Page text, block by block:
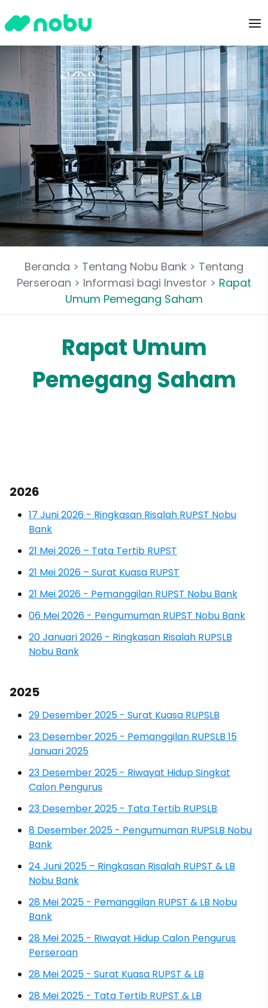
Beranda > Tentang Nobu Bank > Tentang
Perseroan > Informasi bagi Investor > Rapat
Umum Pemegang Saham
Rapat Umum
Pemegang Saham
2026
17 Juni 2026 - Ringkasan Risalah RUPST Nobu
Bank
21 Mei 2026 – Tata Tertib RUPST
21 Mei 2026 – Surat Kuasa RUPST
21 Mei 2026 - Pemanggilan RUPST Nobu Bank
06 Mei 2026 - Pengumuman RUPST Nobu Bank
20 Januari 2026 - Ringkasan Risalah RUPSLB
Nobu Bank
2025
29 Desember 2025 - Surat Kuasa RUPSLB
23 Desember 2025 - Pemanggilan RUPSLB 15
Januari 2025
23 Desember 2025 - Riwayat Hidup Singkat
Calon Pengurus
23 Desember 2025 - Tata Tertib RUPSLB
8 Desember 2025 - Pengumuman RUPSLB Nobu
Bank
24 Juni 2025 – Ringkasan Risalah RUPST & LB
Nobu Bank
28 Mei 2025 - Pemanggilan RUPST & LB Nobu
Bank
28 Mei 2025 - Riwayat Hidup Calon Pengurus
Perseroan
28 Mei 2025 - Surat Kuasa RUPST & LB
28 Mei 2025 - Tata Tertib RUPST & LB